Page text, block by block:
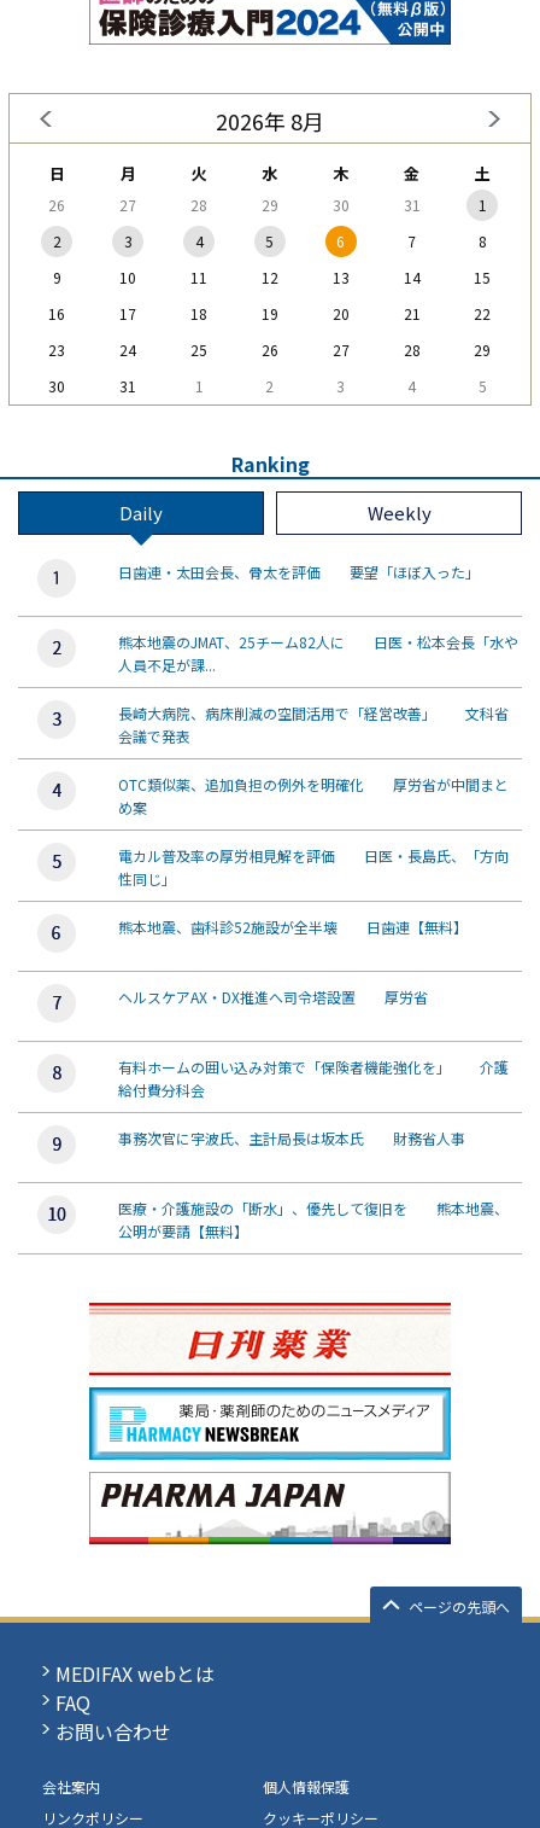
2026年 8月
日 月 火 水 木 金 土
26 27 28 29 30 31
1
2
3 4 5 6 7
8
9
10 11 12 13 14
15
16
17 18 19 20 21
22
23
24 25 26 27 28
29
30
31 1 2 3 4 5
Ranking
Daily Weekly
日歯連・太田会長、骨太を評価 要望「ほぼ入った」
熊本地震のJMAT、25チーム82人に 日医・松本会長「水や
人員不足が課...
長崎大病院、病床削減の空間活用で「経営改善」 文科省
会議で発表
OTC類似薬、追加負担の例外を明確化 厚労省が中間まと
め案
電カル普及率の厚労相見解を評価 日医・長島氏、「方向
性同じ」
熊本地震、歯科診52施設が全半壊 日歯連【無料】
ヘルスケアAX・DX推進へ司令塔設置 厚労省
有料ホームの囲い込み対策で「保険者機能強化を」 介護
給付費分科会
事務次官に宇波氏、主計局長は坂本氏 財務省人事
医療・介護施設の「断水」、優先して復旧を 熊本地震、
公明が要請【無料】
ページの先頭へ
MEDIFAX webとは
FAQ
お問い合わせ
会社案内
個人情報保護
リンクポリシー
クッキーポリシー